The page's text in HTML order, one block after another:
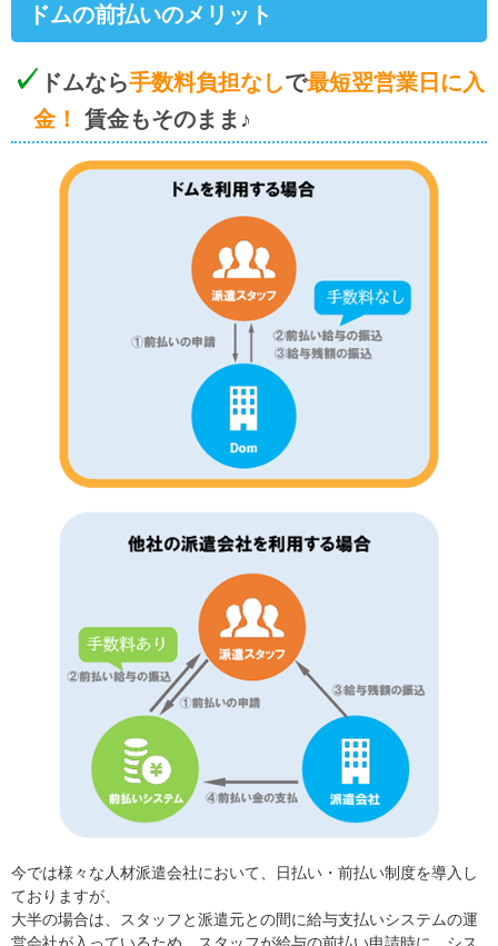
ドムの前払いのメリット
ドムなら手数料負担なしで最短翌営業日に入
金！
賃金もそのまま♪
今では様々な人材派遣会社において、日払い・前払い制度を導入し
ておりますが、
大半の場合は、スタッフと派遣元との間に給与支払いシステムの運